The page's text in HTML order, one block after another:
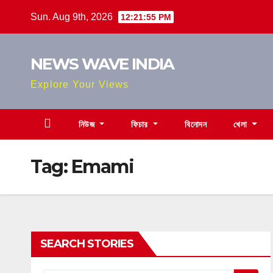
Sun. Aug 9th, 2026 12:21:56 PM
NEWS WAVE INDIA
Explore Your Views
নিউজ ফিচার বিনোদন খেলা
Tag: Emami
SEARCH STORIES